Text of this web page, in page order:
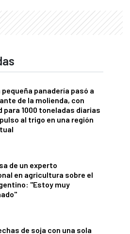
pequeña panadería pasó a
de la molienda, con
para 1000 toneladas diarias
al trigo en una región
de un experto
en agricultura sobre el
"Estoy muy
de soja con una sola